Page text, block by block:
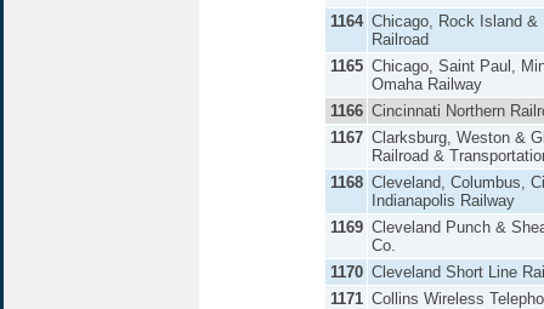
1164 Chicago, Rock Island &
Railroad
1165 Chicago, Saint Paul,
Omaha Railway
1166 Cincinnati Northern
1167 Clarksburg, Weston &
Railroad &
1168 Cleveland, Columbus,
Indianapolis Railway
1169 Cleveland Punch &
Co.
1170 Cleveland Short Line
1171 Collins Wireless